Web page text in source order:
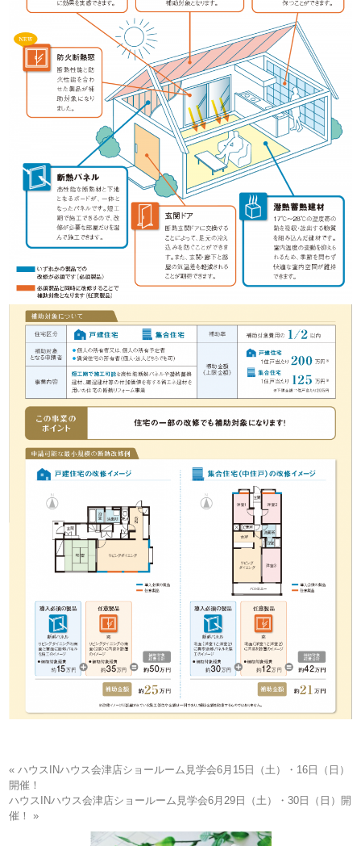
« ハウスINハウス会津店ショールーム見学会6月15日（土）・16日（日）
開催！
ハウスINハウス会津店ショールーム見学会6月29日（土）・30日（日）開
催！ »